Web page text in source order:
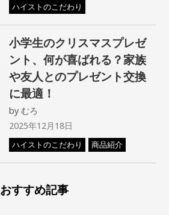
ハイストのこだわり
小学生のクリスマスプレゼ
ント、何が喜ばれる？家族
や友人とのプレゼント交換
に最適！
byむろ
2025年12月18日
ハイストのこだわり 商品紹介
おすすめ記事